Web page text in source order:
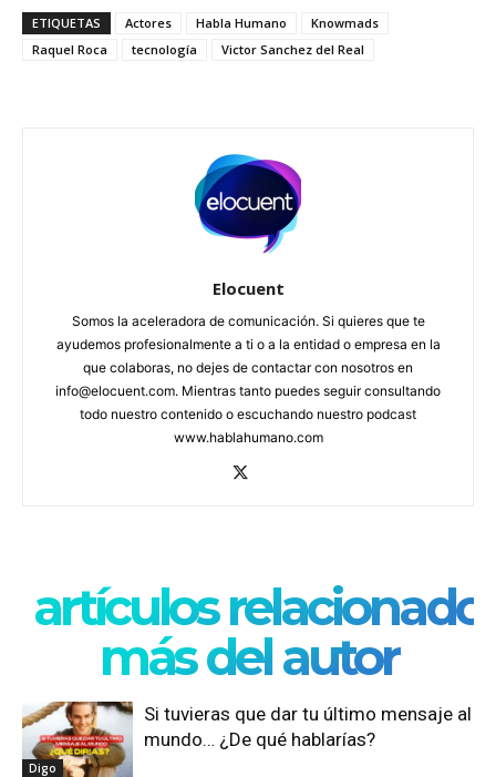
ETIQUETAS Actores Habla Humano
Knowmads
Raquel Roca
tecnología Victor Sanchez del Real
Elocuent
Somos la aceleradora de comunicación. Si quieres que te
ayudemos profesionalmente a ti o a la entidad o empresa en la
que colaboras, no dejes de contactar con nosotros en
info@elocuent.com. Mientras tanto puedes seguir consultando
todo nuestro contenido o escuchando nuestro podcast
www.hablahumano.com
artículos
más del autor
Digo
Si tuvieras que dar tu último mensaje al
mundo… ¿De qué hablarías?